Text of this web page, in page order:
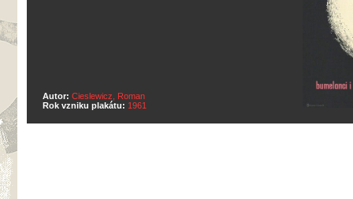
Autor: Cieslewicz, Roman
Rok vzniku plakátu: 1961